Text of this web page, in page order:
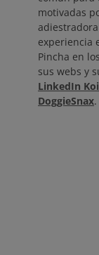
motivadas
experiencia
Pincha en
sus webs y
LinkedIn
DoggieSnax.